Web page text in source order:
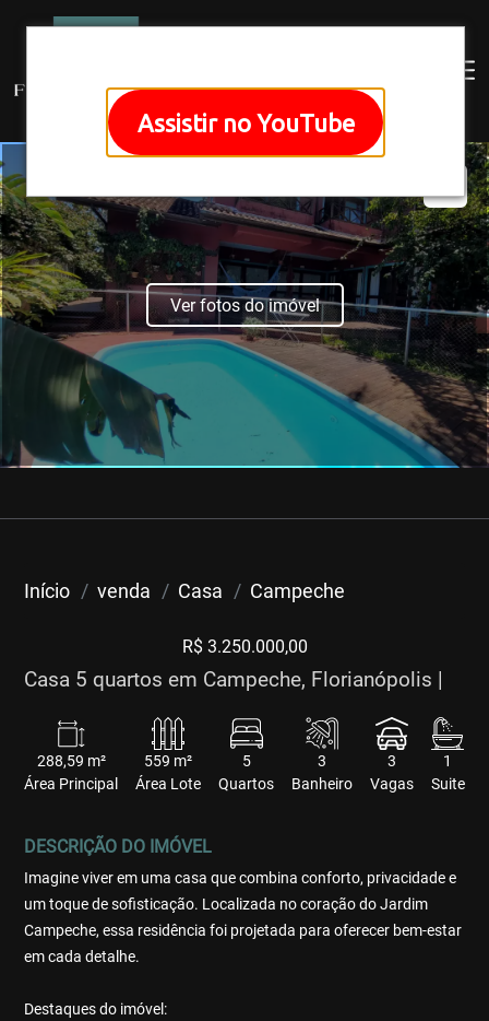
Assistir no YouTube
Ver fotos do imóvel
Início venda Casa Campeche
R$ 3.250.000,00
Casa 5 quartos em Campeche, Florianópolis |
288,59 m²
Área Principal
559 m²
Área Lote
5
Quartos
3
Banheiro
3
Vagas
1
Suite
DESCRIÇÃO DO IMÓVEL
Imagine viver em uma casa que combina conforto, privacidade e
um toque de sofisticação. Localizada no coração do Jardim
Campeche, essa residência foi projetada para oferecer bem-estar
em cada detalhe.
Destaques do imóvel: